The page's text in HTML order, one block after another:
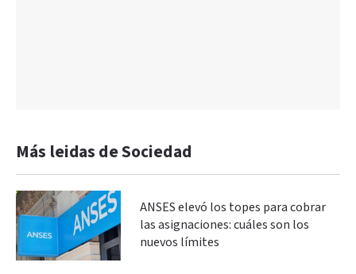
Más leidas de Sociedad
ANSES elevó los topes para cobrar
las asignaciones: cuáles son los
nuevos límites